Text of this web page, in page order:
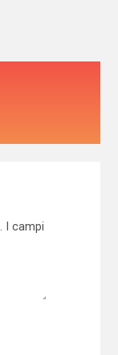
I campi